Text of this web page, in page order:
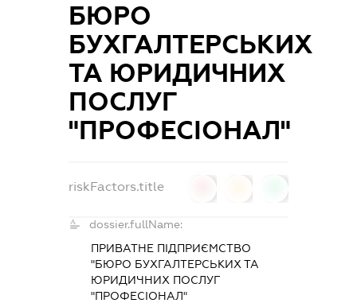
БЮРО
БУХГАЛТЕРСЬКИХ
ТА ЮРИДИЧНИХ
ПОСЛУГ
"ПРОФЕСІОНАЛ"
riskFactors.title
dossier.fullName:
ПРИВАТНЕ ПІДПРИЄМСТВО
"БЮРО БУХГАЛТЕРСЬКИХ ТА
ЮРИДИЧНИХ ПОСЛУГ
"ПРОФЕСІОНАЛ"